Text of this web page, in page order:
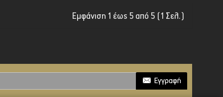
Εμφάνιση 1 έως 5 από 5 (1 Σελ.)
Εγγραφή